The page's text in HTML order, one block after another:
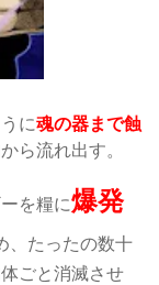
に魂の器まで蝕
ら流れ出す。
を糧に爆発
、たったの数十
ごと消滅させ